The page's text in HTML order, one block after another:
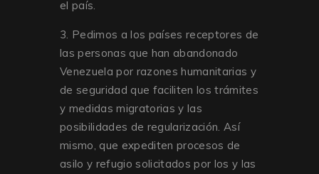
el país.
3. Pedimos a los países receptores de
las personas que han abandonado
Venezuela por razones humanitarias y
de seguridad que faciliten los trámites
y medidas migratorias y las
posibilidades de regularización. Así
mismo, que expediten procesos de
asilo y refugio solicitados por los y las